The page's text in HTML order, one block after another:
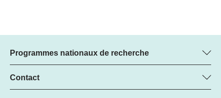
Programmes nationaux de recherche
Vous trouverez ici des informations sur tous les Programmes
nationaux de recherche (PNR) :
Contact
Manager du programme